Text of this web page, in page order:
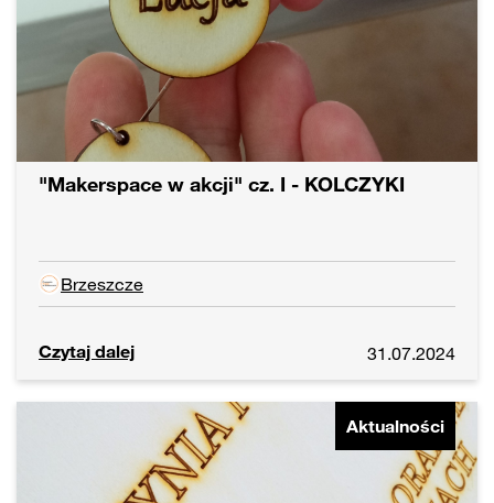
"Makerspace w akcji" cz. I - KOLCZYKI
Brzeszcze
Czytaj dalej 31.07.2024
Aktualności